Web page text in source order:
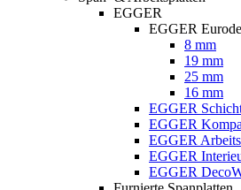
EGGER
EGGER
8 mm
19 mm
25 mm
16 mm
EGGER
EGGER
EGGER
EGGER
EGGER